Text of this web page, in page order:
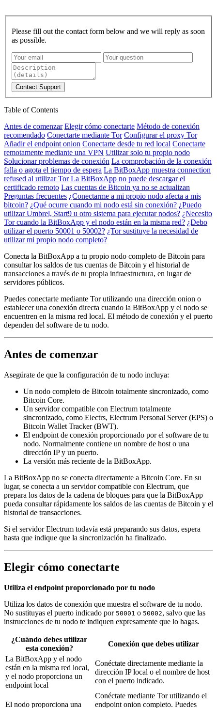
Please fill out the contact form below and we will reply as soon
as possible.
Contact Support
Table of Contents
Antes de comenzar Elegir cómo conectarte Método de conexión
recomendado Conectarte mediante Tor Configurar el proxy Tor
Añadir el endpoint onion Conectarte desde tu red local Conectarte
remotamente mediante una VPN Utilizar solo tu propio nodo
Solucionar problemas de conexión La comprobación de la conexión
falla o agota el tiempo de espera La BitBoxApp muestra connection
refused al utilizar Tor La BitBoxApp no puede descargar el
certificado remoto Las cuentas de Bitcoin ya no se actualizan
Preguntas frecuentes ¿Conectarme a mi propio nodo afecta a mis
bitcoin? ¿Qué ocurre cuando mi nodo está sin conexión? ¿Puedo
utilizar Umbrel, Start9 u otro sistema para ejecutar nodos? ¿Necesito
Tor cuando la BitBoxApp y el nodo están en la misma red? ¿Debo
utilizar el puerto 50001 o 50002? ¿Tor sustituye la necesidad de
utilizar mi propio nodo completo?
Conecta la BitBoxApp a tu propio nodo completo de Bitcoin para
consultar los saldos de tus cuentas de Bitcoin y el historial de
transacciones a través de tu propia infraestructura, en lugar de
servidores públicos.
Puedes conectarte mediante Tor utilizando una dirección onion o
establecer una conexión directa cuando la BitBoxApp y el nodo se
encuentren en la misma red local. El método de conexión y el puerto
dependen del software de tu nodo.
Antes de comenzar
Asegúrate de que la configuración de tu nodo incluya:
Un nodo completo de Bitcoin totalmente sincronizado, como
Bitcoin Core.
Un servidor compatible con Electrum totalmente
sincronizado, como Electrs, Electrum Personal Server (EPS) o
Bitcoin Wallet Tracker (BWT).
El endpoint de conexión proporcionado por el software de tu
nodo. Normalmente contiene un nombre de host o una
dirección IP y un puerto.
La versión más reciente de la BitBoxApp.
La BitBoxApp no se conecta directamente a Bitcoin Core. En su
lugar, se conecta a un servidor compatible con Electrum, que
prepara los datos de la cadena de bloques para que la BitBoxApp
pueda consultar rápidamente los saldos de las cuentas de Bitcoin y el
historial de transacciones.
Si el servidor Electrum todavía está preparando sus datos, espera
hasta que indique que la sincronización ha finalizado.
Elegir cómo conectarte
Utiliza el endpoint proporcionado por tu nodo
Utiliza los datos de conexión que muestra el software de tu nodo.
No sustituyas el puerto indicado por 50001 o 50002, salvo que las
instrucciones de tu nodo te indiquen expresamente que lo hagas.
¿Cuándo debes utilizar
esta conexión?
Conexión que debes utilizar
La BitBoxApp y el nodo
están en la misma red local,
y el nodo proporciona un
endpoint local
Conéctate directamente mediante la
dirección IP local o el nombre de host
con el puerto indicado.
El nodo proporciona una
Conéctate mediante Tor utilizando el
endpoint onion completo. Puedes